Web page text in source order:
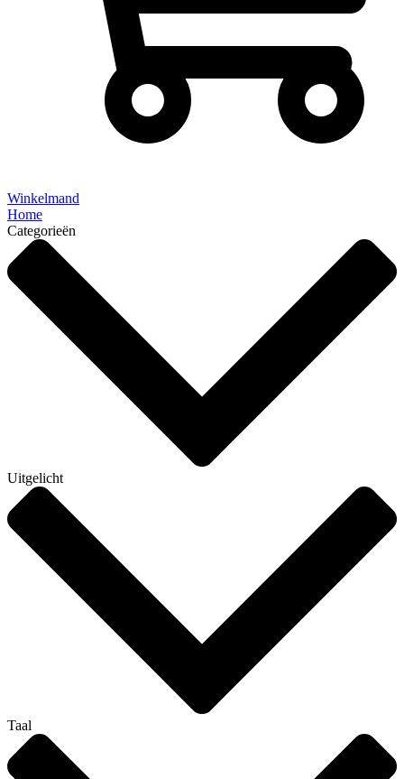
Winkelmand
Home
Categorieën
Uitgelicht
Taal